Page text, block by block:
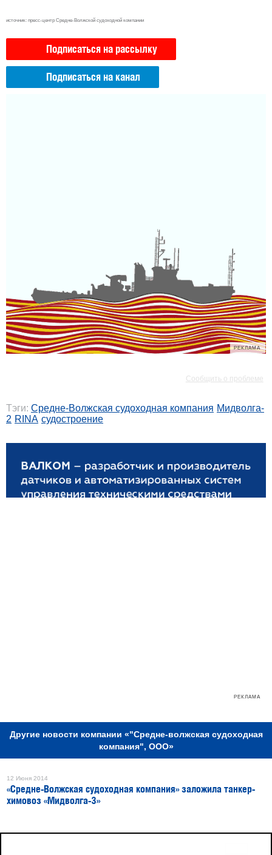
источник: пресс-центр Средне-Волжской судоходной компании
Подписаться на рассылку
Подписаться на канал
РЕКЛАМА
Сообщить о проблеме
Тэги: Средне-Волжская судоходная компания Мидволга-
2 RINA судостроение
РЕКЛАМА
Другие новости компании «"Средне-волжская судоходная
компания", ООО»
12 Июня 2014
«Средне-Волжская судоходная компания» заложила танкер-
химовоз «Мидволга-3»